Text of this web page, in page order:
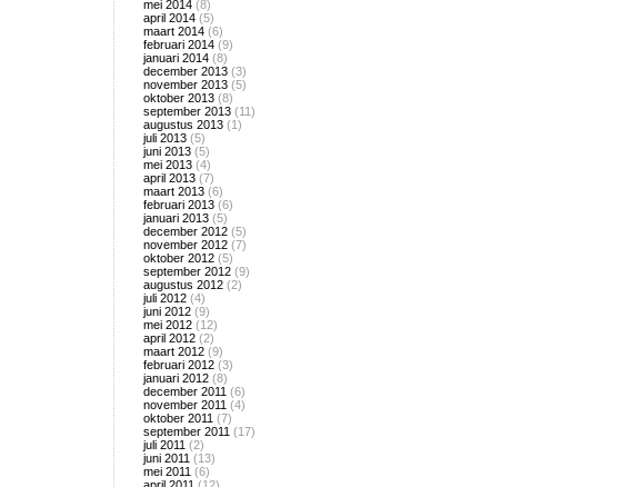
mei 2014 (8)
april 2014 (5)
maart 2014 (6)
februari 2014 (9)
januari 2014 (8)
december 2013 (3)
november 2013 (5)
oktober 2013 (8)
september 2013 (11)
augustus 2013 (1)
juli 2013 (5)
juni 2013 (5)
mei 2013 (4)
april 2013 (7)
maart 2013 (6)
februari 2013 (6)
januari 2013 (5)
december 2012 (5)
november 2012 (7)
oktober 2012 (5)
september 2012 (9)
augustus 2012 (2)
juli 2012 (4)
juni 2012 (9)
mei 2012 (12)
april 2012 (2)
maart 2012 (9)
februari 2012 (3)
januari 2012 (8)
december 2011 (6)
november 2011 (4)
oktober 2011 (7)
september 2011 (17)
juli 2011 (2)
juni 2011 (13)
mei 2011 (6)